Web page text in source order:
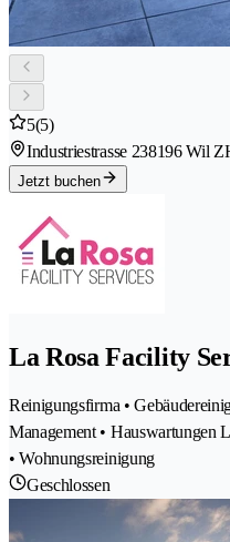
5(5)
Industriestrasse 238196 Wil
Jetzt buchen
La Rosa Facility
Reinigungsfirma •
Management • Hauswartungen
• Wohnungsreinigung
Geschlossen